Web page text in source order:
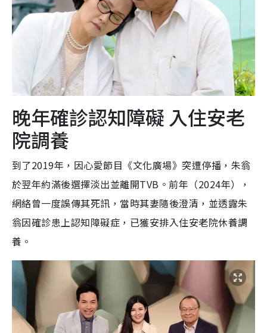
晚年確診認知障礙 入住安老
院調養
到了2019年，因心愛節目《文化廣場》突遭停播，朱翁
於翌年約滿後選擇淡出並離開TVB。前年（2024年），
網絡曾一度誤傳其死訊，當時其妻隨後澄清，並透露朱
翁因確診患上認知障礙症，已獲安排入住安老院休養調
養。